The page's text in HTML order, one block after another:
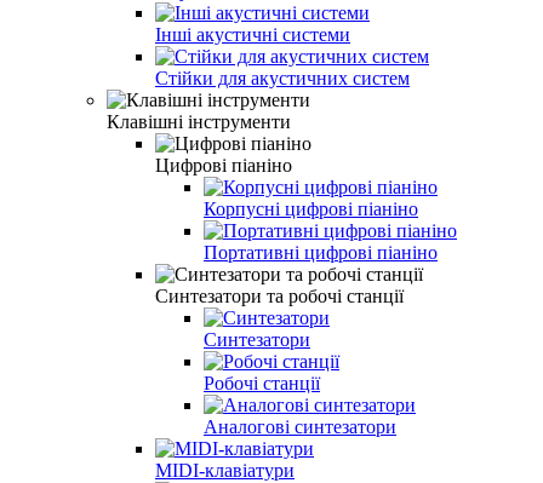
Інші акустичні системи
Стійки для акустичних систем
Клавішні інструменти
Цифрові піаніно
Корпусні цифрові піаніно
Портативні цифрові піаніно
Синтезатори та робочі станції
Синтезатори
Робочі станції
Аналогові синтезатори
MIDI-клавіатури